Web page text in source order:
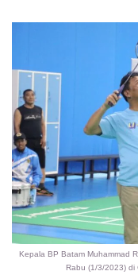
Kepala BP Batam Muhammad
Rabu (1/3/2023) di